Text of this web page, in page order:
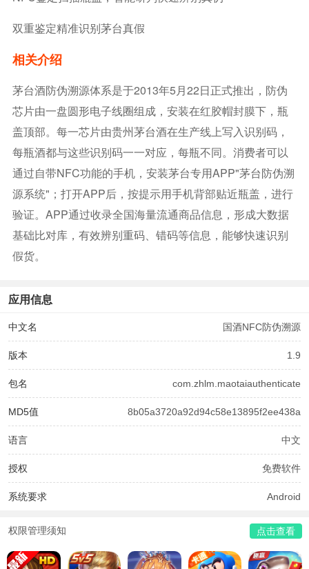
双重鉴定精准识别茅台真假
相关介绍
茅台酒防伪溯源体系是于2013年5月22日正式推出，防伪
芯片由一盘圆形电子线圈组成，安装在红胶帽封膜下，瓶
盖顶部。每一芯片由贵州茅台酒在生产线上写入识别码，
每瓶酒都与这些识别码一一对应，每瓶不同。消费者可以
通过自带NFC功能的手机，安装茅台专用APP"茅台防伪溯
源系统"；打开APP后，按提示用手机背部贴近瓶盖，进行
验证。APP通过收录全国海量流通商品信息，形成大数据
基础比对库，有效辨别重码、错码等信息，能够快速识别
假货。
应用信息
中文名 国酒NFC防伪溯源
版本 1.9
包名 com.zhlm.maotaiauthenticate
MD5值 8b05a3720a92d94c58e13895f2ee438a
语言 中文
授权 免费软件
系统要求 Android
权限管理须知 点击查看